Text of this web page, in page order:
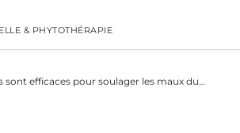
& PHYTOTHÉRAPIE
sont efficaces pour soulager les maux du…